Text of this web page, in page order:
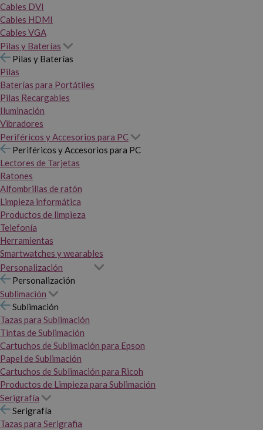
Cables DVI
Cables HDMI
Cables VGA
Pilas y Baterías
Pilas y Baterías
Pilas
Baterías para Portátiles
Pilas Recargables
Iluminación
Vibradores
Periféricos y Accesorios para PC
Periféricos y Accesorios para PC
Lectores de Tarjetas
Ratones
Alfombrillas de ratón
Limpieza informática
Productos de limpieza
Telefonía
Herramientas
Smartwatches y wearables
Personalización
Personalización
Sublimación
Sublimación
Tazas para Sublimación
Tintas de Sublimación
Cartuchos de Sublimación para Epson
Papel de Sublimación
Cartuchos de Sublimación para Ricoh
Productos de Limpieza para Sublimación
Serigrafía
Serigrafía
Tazas para Serigrafia